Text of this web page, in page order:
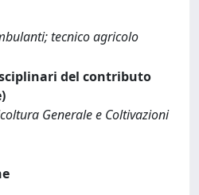
tecnico agricolo
del contributo
Generale e Coltivazioni